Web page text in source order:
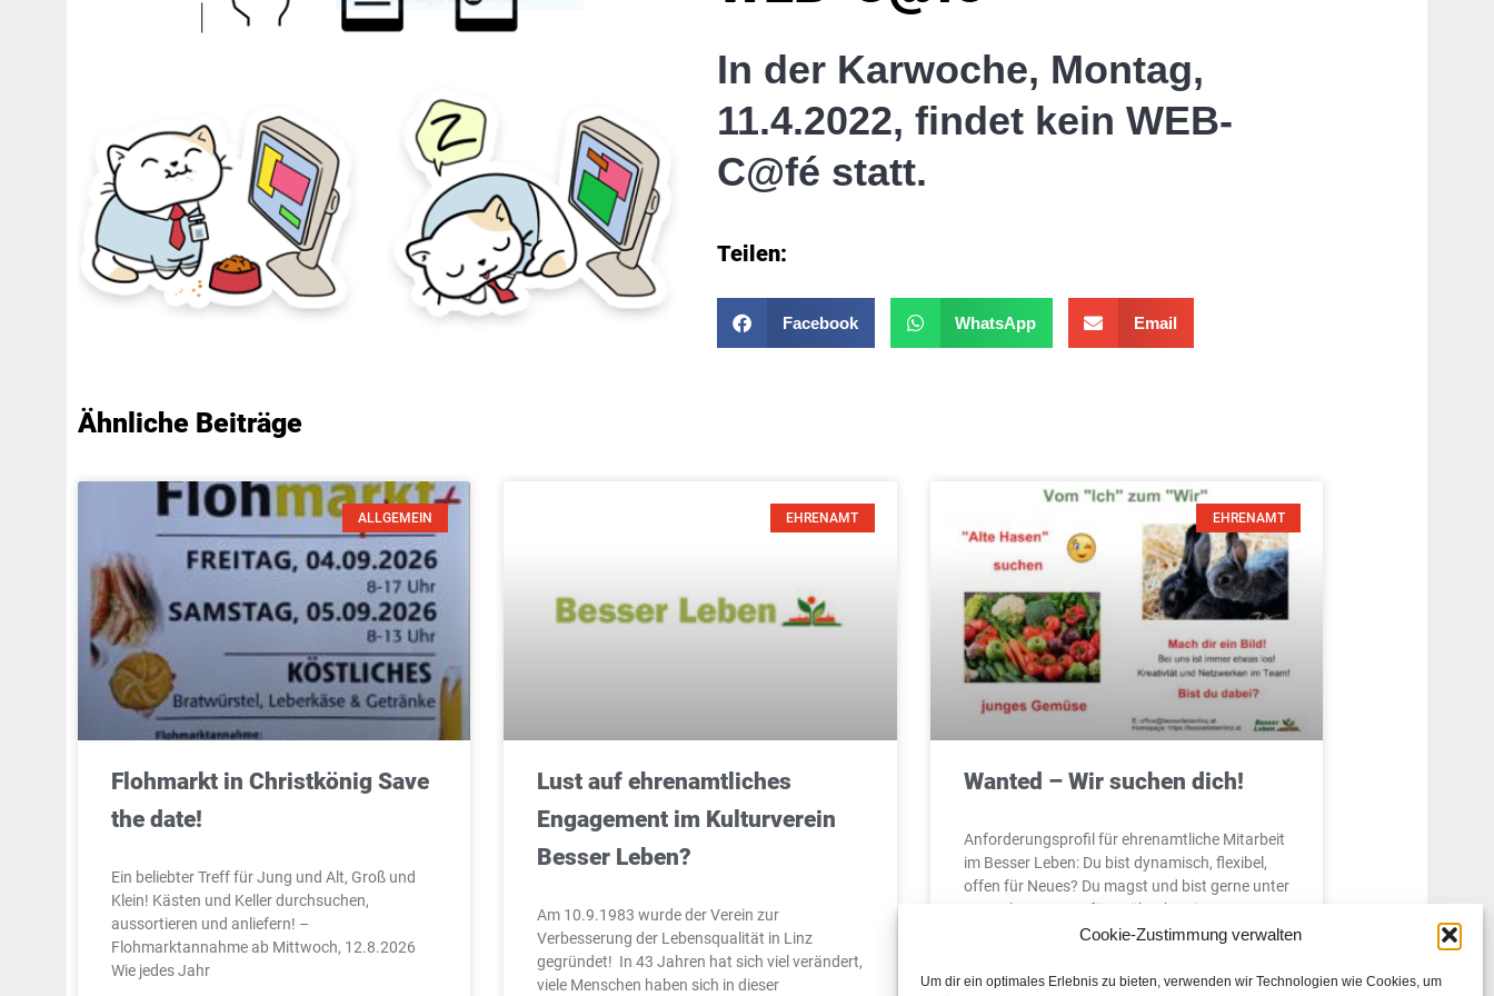
Cookie-Zustimmung verwalten
Um dir ein optimales Erlebnis zu bieten, verwenden wir Technologien wie Cookies, um
In der Karwoche, Montag,
11.4.2022, findet kein WEB-
C@fé statt.
Teilen:
Facebook WhatsApp Email
Ähnliche Beiträge
ALLGEMEIN
Flohmarkt in Christkönig Save
the date!
Ein beliebter Treff für Jung und Alt, Groß und
Klein! Kästen und Keller durchsuchen,
aussortieren und anliefern! –
Flohmarktannahme ab Mittwoch, 12.8.2026
Wie jedes Jahr
EHRENAMT
Lust auf ehrenamtliches
Engagement im Kulturverein
Besser Leben?
Am 10.9.1983 wurde der Verein zur
Verbesserung der Lebensqualität in Linz
gegründet! In 43 Jahren hat sich viel verändert,
viele Menschen haben sich in dieser
EHRENAMT
Wanted – Wir suchen dich!
Anforderungsprofil für ehrenamtliche Mitarbeit
im Besser Leben: Du bist dynamisch, flexibel,
offen für Neues? Du magst und bist gerne unter
Menschen? Du verfügst über bestimmte